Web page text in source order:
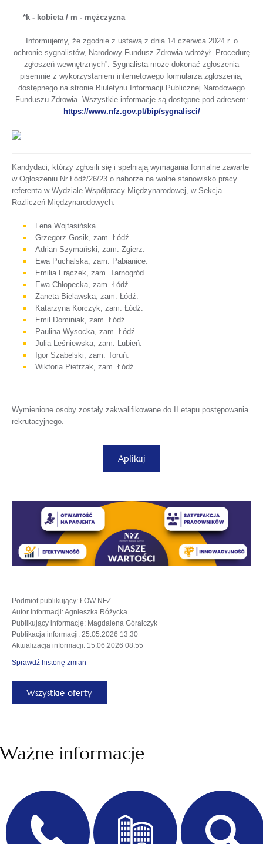
*k - kobieta / m - mężczyzna
Informujemy, że zgodnie z ustawą z dnia 14 czerwca 2024 r. o
ochronie sygnalistów, Narodowy Fundusz Zdrowia wdrożył „Procedurę
zgłoszeń wewnętrznych”. Sygnalista może dokonać zgłoszenia
pisemnie z wykorzystaniem internetowego formularza zgłoszenia,
dostępnego na stronie Biuletynu Informacji Publicznej Narodowego
Funduszu Zdrowia. Wszystkie informacje są dostępne pod adresem:
https://www.nfz.gov.pl/bip/sygnalisci/otwiera
Kandydaci, którzy zgłosili się i spełniają wymagania formalne zawarte
w Ogłoszeniu Nr Łódź/26/23 o naborze na wolne stanowisko pracy
referenta w Wydziale Współpracy Międzynarodowej, w Sekcja
Rozliczeń Międzynarodowych:
Lena Wojtasińska
Grzegorz Gosik, zam. Łódź.
Adrian Szymański, zam. Zgierz.
Ewa Puchalska, zam. Pabianice.
Emilia Frączek, zam. Tarnogród.
Ewa Chłopecka, zam. Łódź.
Żaneta Bielawska, zam. Łódź.
Katarzyna Korczyk, zam. Łódź.
Emil Dominiak, zam. Łódź.
Paulina Wysocka, zam. Łódź.
Julia Leśniewska, zam. Lubień.
Igor Szabelski, zam. Toruń.
Wiktoria Pietrzak, zam. Łódź.
Wymienione osoby zostały zakwalifikowane do II etapu postępowania
rekrutacyjnego.
Aplikujotwiera
się
nowej
karcie
Podmiot publikujący: ŁOW NFZ
Autor informacji: Agnieszka Różycka
Publikujący informację: Magdalena Góralczyk
Publikacja informacji: 25.05.2026 13:30
Aktualizacja informacji: 15.06.2026 08:55
Sprawdź historię zmian
Wszystkie oferty
Ważne informacje